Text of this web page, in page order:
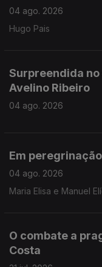
04 ago. 2026
Hugo Pais
Surpreendida
Avelino Ribeiro
04 ago. 2026
Em
04 ago. 2026
Maria Elisa e Manuel
O combate a
Costa